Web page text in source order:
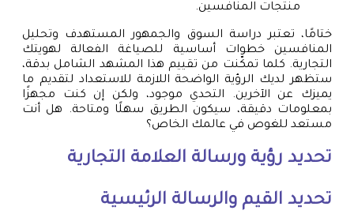
منتجات المنافسين.
ختامًا، تعتبر دراسة السوق والجمهور المستهدف وتحليل
المنافسين خطوات أساسية للصياغة الفعالة لهويتك
التجارية. كلما تمكّنت من تقييم هذا المشهد الشامل بدقة،
ستظهر لديك الرؤية الواضحة اللازمة للاستعداد لتقديم ما
يميزك عن الآخرين. التحدي موجود، ولكن إن كنت مجهزًا
بمعلومات دقيقة، سيكون الطريق سهلًا ومتاحة. هل أنت
مستعد للغوص في عالمك الخاص؟
تحديد رؤية ورسالة العلامة التجارية
تحديد القيم والرسالة الرئيسية